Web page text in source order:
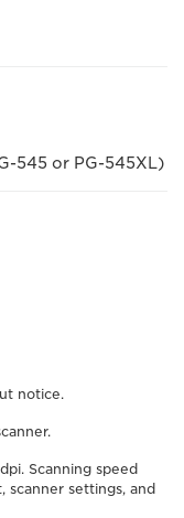
545 or PG-545XL)
notice.
Scanning speed
scanner settings, and